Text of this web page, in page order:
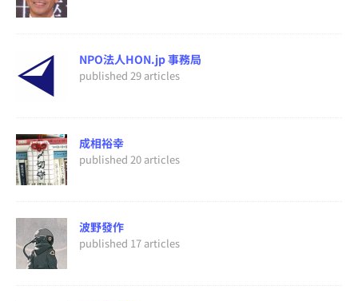
NPO法人HON.jp 事務局
published 29 articles
成相裕幸
published 20 articles
波野發作
published 17 articles